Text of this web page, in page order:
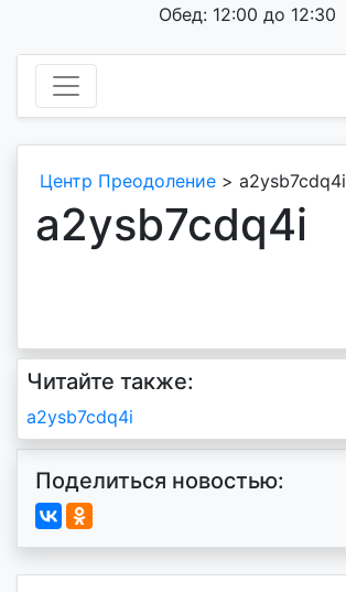
Обед: 12:00 до 12:30
Центр Преодоление > a2ysb7cdq4i
a2ysb7cdq4i
Читайте также:
Навигация
по
записям
a2ysb7cdq4i
Поделиться новостью: